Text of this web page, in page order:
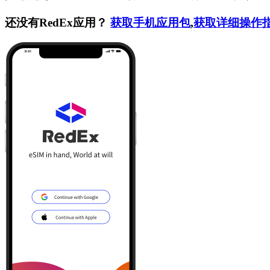
还没有RedEx应用？ 获取手机应用包,获取详细操作